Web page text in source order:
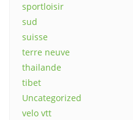
sportloisir
sud
suisse
terre neuve
thailande
tibet
Uncategorized
velo vtt